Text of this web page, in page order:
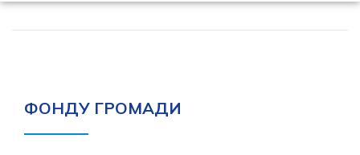
ФОНДУ ГРОМАДИ